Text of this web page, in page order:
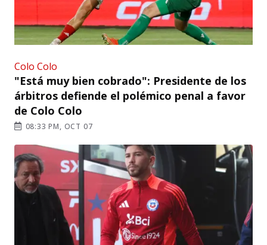
Colo Colo
"Está muy bien cobrado": Presidente de los
árbitros defiende el polémico penal a favor
de Colo Colo
08:33 PM, OCT 07